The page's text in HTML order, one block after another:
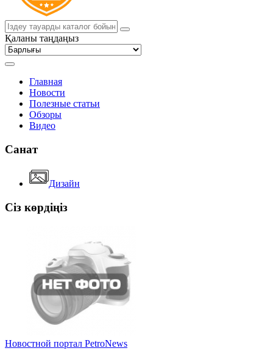
Қаланы таңдаңыз
Главная
Новости
Полезные статьи
Обзоры
Видео
Санат
Дизайн
Сіз көрдіңіз
Новостной портал PetroNews